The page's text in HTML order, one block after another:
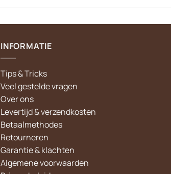
INFORMATIE
Tips & Tricks
Veel gestelde vragen
Over ons
Levertijd & verzendkosten
Betaalmethodes
Retourneren
Garantie & klachten
Algemene voorwaarden